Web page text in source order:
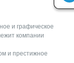
и графическое
компании
и престижное